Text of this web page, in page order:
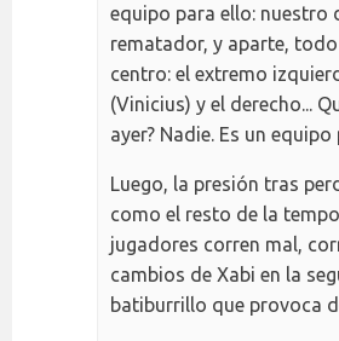
equipo para ello: nuestro
rematador, y aparte,
centro: el extremo
(Vinicius) y el derecho...
ayer? Nadie. Es un
Luego, la presión tras
como el resto de la
jugadores corren mal,
cambios de Xabi en la
batiburrillo que provoca